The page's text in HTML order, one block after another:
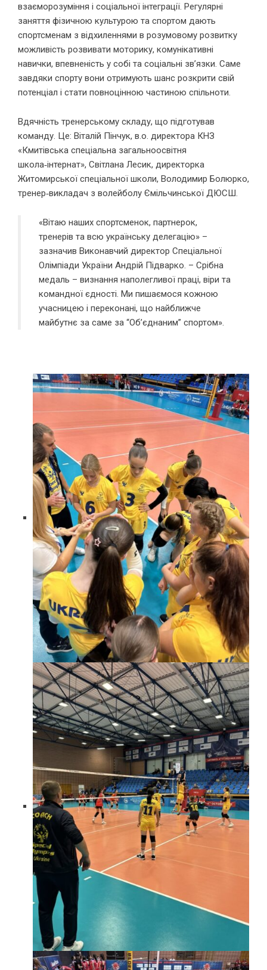
взаєморозуміння і соціальної інтеграції. Регулярні
заняття фізичною культурою та спортом дають
спортсменам з відхиленнями в розумовому розвитку
можливість розвивати моторику, комунікативні
навички, впевненість у собі та соціальні зв’язки. Саме
завдяки спорту вони отримують шанс розкрити свій
потенціал і стати повноцінною частиною спільноти.
Вдячність тренерському складу, що підготував
команду. Це: Віталій Пінчук, в.о. директора КНЗ
«Кмитівська спеціальна загальноосвітня
школа‑інтернат», Світлана Лесик, директорка
Житомирської спеціальної школи, Володимир Болюрко,
тренер‑викладач з волейболу Ємільчинської ДЮСШ.
«Вітаю наших спортсменок, партнерок,
тренерів та всю українську делегацію» –
зазначив Виконавчий директор Спеціальної
Олімпіади України Андрій Підварко. – Срібна
медаль – визнання наполегливої праці, віри та
командної єдності. Ми пишаємося кожною
учасницею і переконані, що найближче
майбутнє за саме за “Об’єднаним” спортом».